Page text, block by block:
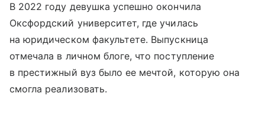
В 2022 году девушка успешно окончила
Оксфордский университет, где училась
на юридическом факультете. Выпускница
отмечала в личном блоге, что поступление
в престижный вуз было ее мечтой, которую она
смогла реализовать.